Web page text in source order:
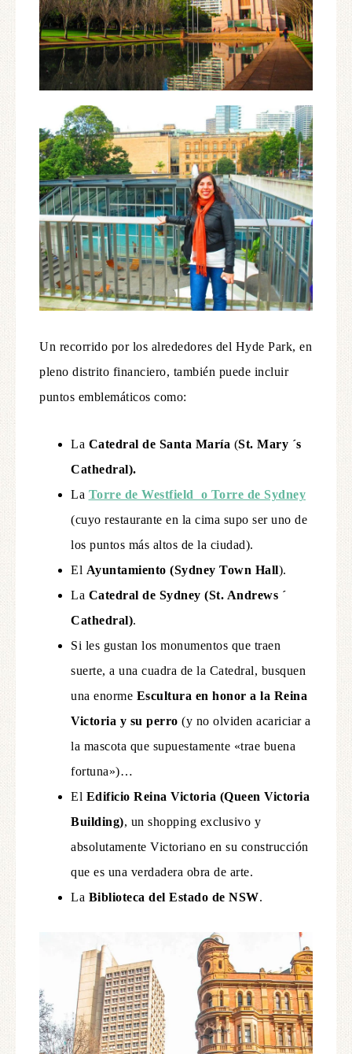
Un recorrido por los alrededores del Hyde Park, en
pleno distrito financiero, también puede incluir
puntos emblemáticos como:
La Catedral de Santa María (St. Mary ´s
Cathedral).
La Torre de Westfield o Torre de Sydney
(cuyo restaurante en la cima supo ser uno de
los puntos más altos de la ciudad).
El Ayuntamiento (Sydney Town Hall).
La Catedral de Sydney (St. Andrews ´
Cathedral).
Si les gustan los monumentos que traen
suerte, a una cuadra de la Catedral, busquen
una enorme Escultura en honor a la Reina
Victoria y su perro (y no olviden acariciar a
la mascota que supuestamente «trae buena
fortuna»)…
El Edificio Reina Victoria (Queen Victoria
Building), un shopping exclusivo y
absolutamente Victoriano en su construcción
que es una verdadera obra de arte.
La Biblioteca del Estado de NSW.